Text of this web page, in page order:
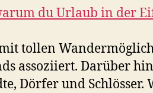
du Urlaub in der
tollen
assoziiert. Darüber
Dörfer und Schlösser.